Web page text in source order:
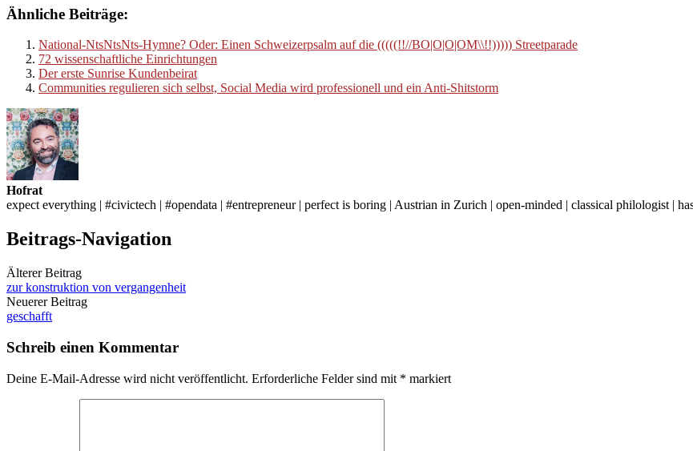
Ähnliche Beiträge:
National-NtsNtsNts-Hymne? Oder: Einen Schweizerpsalm auf die (((((!!//BO|O|O|OM\\!!))))) Streetparade
72 wissenschaftliche Einrichtungen
Der erste Sunrise Kundenbeirat
Communities regulieren sich selbst, Social Media wird professionell und ein Anti-Shitstorm
Hofrat
expect everything | #civictech | #opendata | #entrepreneur | perfect is boring | Austrian in Zurich | open-minded | classical philologist |
Beitrags-Navigation
Älterer Beitrag
zur konstruktion von vergangenheit
Neuerer Beitrag
geschafft
Schreib einen Kommentar
Deine E-Mail-Adresse wird nicht veröffentlicht. Erforderliche Felder sind mit * markiert